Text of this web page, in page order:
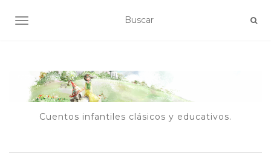
ALTERNAR NAVEGACIÓN
Cuentos infantiles clásicos y educativos.